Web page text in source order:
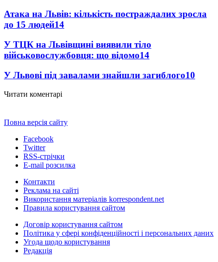
Атака на Львів: кількість постраждалих зросла
до 15 людей14
У ТЦК на Львівщині виявили тіло
військовослужбовця: що відомо14
У Львові під завалами знайшли загиблого10
Читати коментарі
Повна версія сайту
Facebook
Twitter
RSS-стрічки
E-mail розсилка
Контакти
Реклама на сайті
Використання матеріалів korrespondent.net
Правила користування сайтом
Договір користування сайтом
Політика у сфері конфіденційності і персональних даних
Угода щодо користування
Редакція